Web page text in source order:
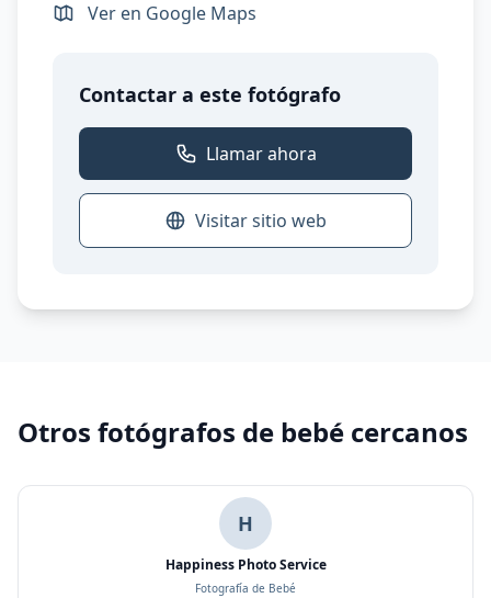
Ver en Google Maps
Contactar a este fotógrafo
Llamar ahora
Visitar sitio web
Otros fotógrafos de bebé cercanos
H
Happiness Photo Service
Fotografía de Bebé